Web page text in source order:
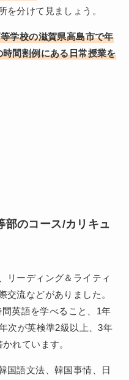
を分けて見ましょう。
学校の滋賀県高島市で年
間割例にある日常授業を
部のコース/カリキュ
リーディング＆ライティ
交流などがありました。
英語を学べること、1年
次が英検準2級以上、3年
れています。
国語文法、韓国事情、日